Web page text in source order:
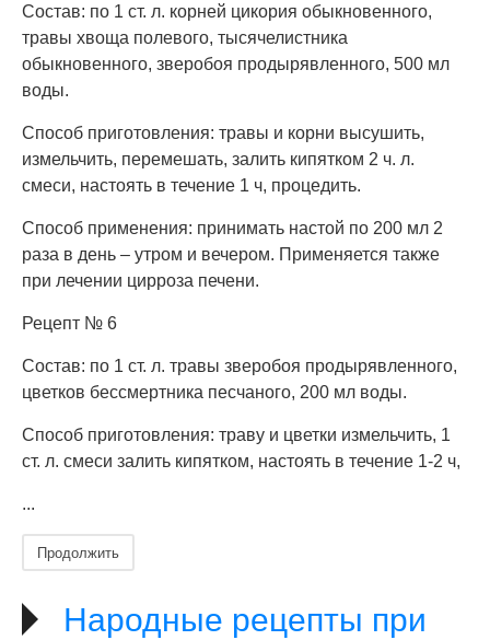
Состав: по 1 ст. л. корней цикория обыкновенного,
травы хвоща полевого, тысячелистника
обыкновенного, зверобоя продырявленного, 500 мл
воды.
Способ приготовления: травы и корни высушить,
измельчить, перемешать, залить кипятком 2 ч. л.
смеси, настоять в течение 1 ч, процедить.
Способ применения: принимать настой по 200 мл 2
раза в день – утром и вечером. Применяется также
при лечении цирроза печени.
Рецепт № 6
Состав: по 1 ст. л. травы зверобоя продырявленного,
цветков бессмертника песчаного, 200 мл воды.
Способ приготовления: траву и цветки измельчить, 1
ст. л. смеси залить кипятком, настоять в течение 1-2 ч,
...
Продолжить
Народные рецепты при